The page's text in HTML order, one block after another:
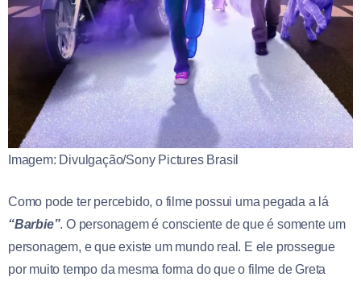
Imagem: Divulgação/Sony Pictures Brasil
Como pode ter percebido, o filme possui uma pegada a lá
“Barbie”. O personagem é consciente de que é somente um
personagem, e que existe um mundo real. E ele prossegue
por muito tempo da mesma forma do que o filme de Greta